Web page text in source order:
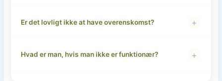
Er det lovligt ikke at have overenskomst? +
Hvad er man, hvis man ikke er funktionær? +